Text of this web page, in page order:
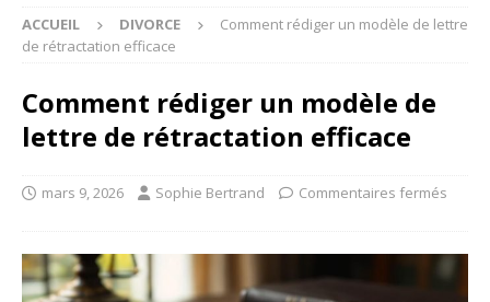
ACCUEIL DIVORCE
Comment rédiger un modèle de lettre
de rétractation efficace
Comment rédiger un modèle de
lettre de rétractation efficace
mars 9, 2026 Sophie Bertrand Commentaires fermés